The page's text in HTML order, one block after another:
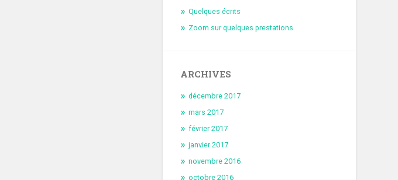
Quelques écrits
Zoom sur quelques prestations
ARCHIVES
décembre 2017
mars 2017
février 2017
janvier 2017
novembre 2016
octobre 2016